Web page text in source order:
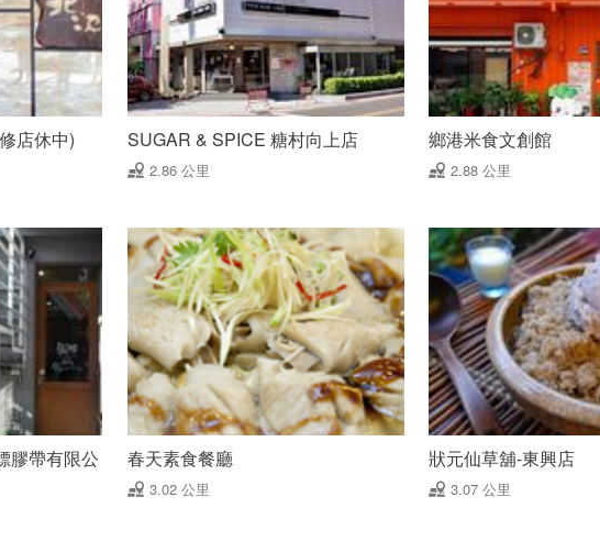
店休中) SUGAR & SPICE 糖村向上店
2.86 公里
鄉港米食文創館
2.88 公里
膠帶有限公
春天素食餐廳
3.02 公里
狀元仙草舖-東興店
3.07 公里